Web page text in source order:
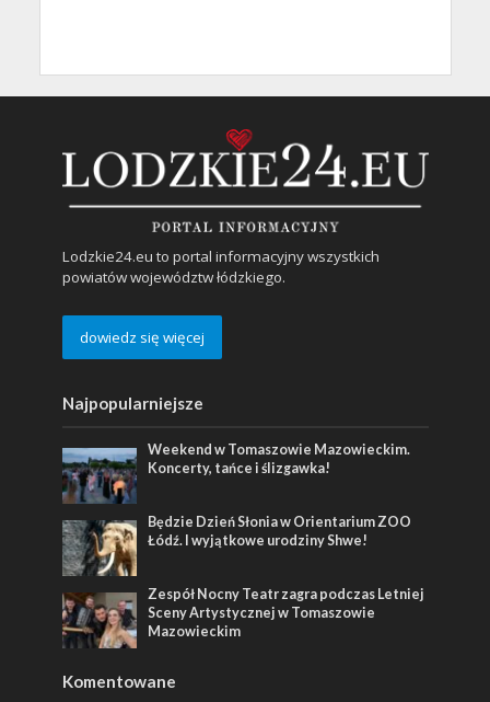
Lodzkie24.eu to portal informacyjny wszystkich
powiatów województw łódzkiego.
dowiedz się więcej
Najpopularniejsze
Weekend w Tomaszowie Mazowieckim.
Koncerty, tańce i ślizgawka!
Będzie Dzień Słonia w Orientarium ZOO
Łódź. I wyjątkowe urodziny Shwe!
Zespół Nocny Teatr zagra podczas Letniej
Sceny Artystycznej w Tomaszowie
Mazowieckim
Komentowane